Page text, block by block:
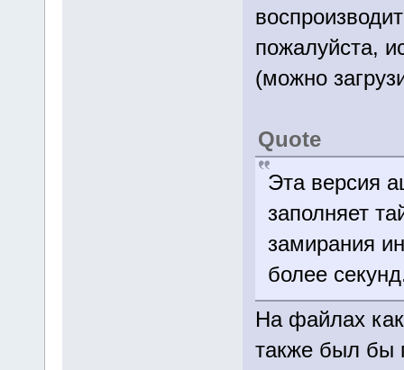
пожалуйста,
(можно
Quote
Эта версия
заполняет
замирания
более
На файлах
также был бы